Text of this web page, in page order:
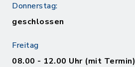
Donnerstag:
geschlossen
Freitag
08.00 - 12.00 Uhr (mit Termin)